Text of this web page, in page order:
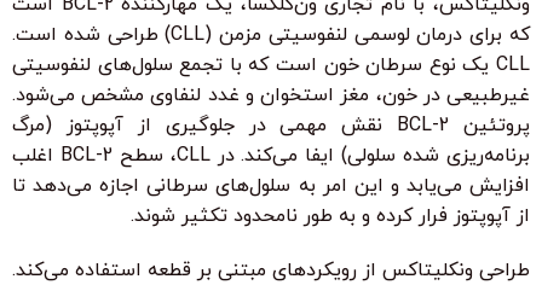
که برای درمان لوسمی لنفوسیتی مزمن (CLL) طراحی شده است.
CLL یک نوع سرطان خون است که با تجمع سلول‌های لنفوسیتی
غیرطبیعی در خون، مغز استخوان و غدد لنفاوی مشخص می‌شود.
پروتئین BCL-2 نقش مهمی در جلوگیری از آپوپتوز (مرگ
برنامه‌ریزی شده سلولی) ایفا می‌کند. در CLL، سطح BCL-2 اغلب
افزایش می‌یابد و این امر به سلول‌های سرطانی اجازه می‌دهد تا
از آپوپتوز فرار کرده و به طور نامحدود تکثیر شوند.
طراحی ونکلیتاکس از رویکردهای مبتنی بر قطعه استفاده می‌کند.